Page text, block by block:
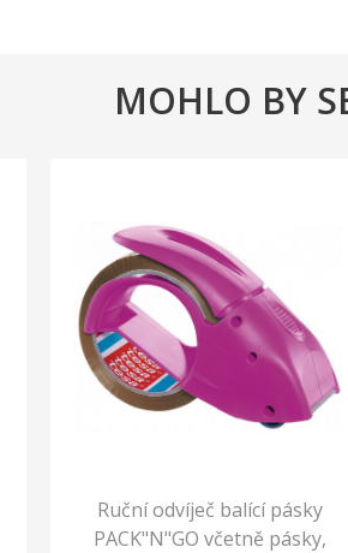
MOHLO BY
Ruční odvíječ balící pásky
PACK"N"GO včetně pásky,